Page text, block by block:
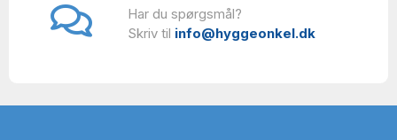
Har du spørgsmål?
Skriv til info@hyggeonkel.dk